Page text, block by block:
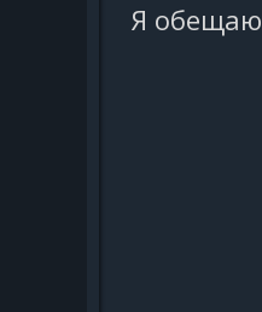
Я обещаю